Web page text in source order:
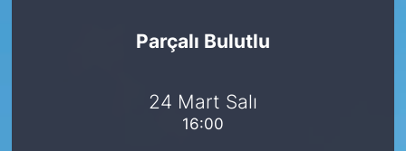
Parçalı Bulutlu
24 Mart Salı
16:00